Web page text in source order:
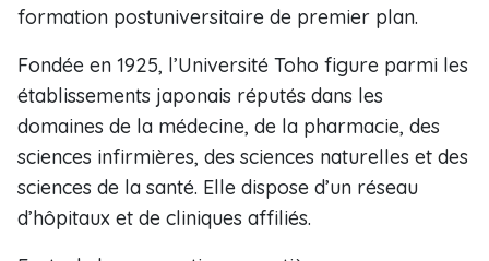
formation postuniversitaire de premier plan.
Fondée en 1925, l’Université Toho figure parmi les
établissements japonais réputés dans les
domaines de la médecine, de la pharmacie, des
sciences infirmières, des sciences naturelles et des
sciences de la santé. Elle dispose d’un réseau
d’hôpitaux et de cliniques affiliés.